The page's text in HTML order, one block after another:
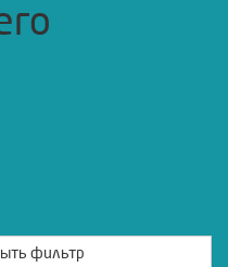
фильтр